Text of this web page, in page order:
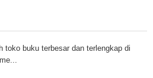
toko buku terbesar dan terlengkap di